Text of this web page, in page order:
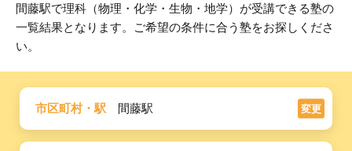
間藤駅で理科（物理・化学・生物・地学）が受講できる塾の
一覧結果となります。ご希望の条件に合う塾をお探しくださ
い。
市区町村・駅 間藤駅 変更